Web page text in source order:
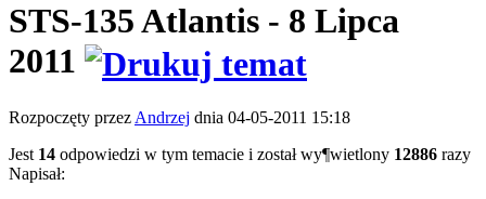
STS-135 Atlantis - 8 Lipca
2011
Rozpoczęty przez Andrzej dnia 04-05-2011 15:18
Jest 14 odpowiedzi w tym temacie i został wy¶wietlony 12886 razy
Napisał: